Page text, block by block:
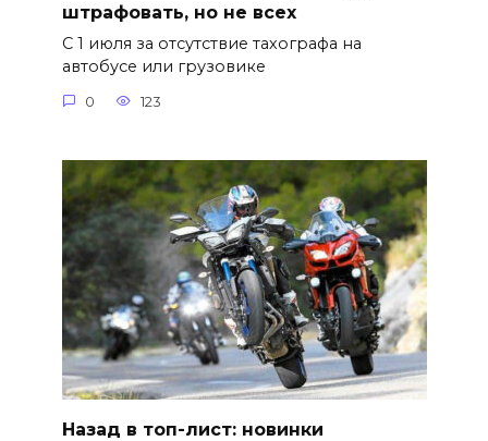
штрафовать, но не всех
С 1 июля за отсутствие тахографа на
автобусе или грузовике
0 123
Назад в топ-лист: новинки